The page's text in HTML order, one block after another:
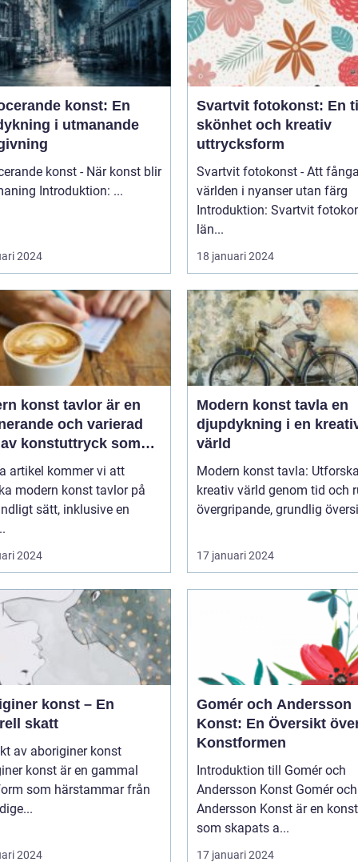
konst: En
i utmanande
konst - När konst blir
till utmaning Introduktion: ...
2024
Svartvit fotokonst: En
skönhet och kreativ
uttrycksform
Svartvit fotokonst - Att
världen i nyanser utan färg
Introduktion: Svartvit
län...
18 januari 2024
konst tavlor är en
och varierad
konstuttryck som
till sig både
och konstälskare
världen
artikel kommer vi att
modern konst tavlor på
sätt, inklusive en
2024
Modern konst tavla en
djupdykning i en
värld
Modern konst tavla:
kreativ värld genom tid och
övergripande, grundlig
17 januari 2024
konst – En
skatt
av aboriginer konst
konst är en gammal
som härstammar från
2024
Gomér och Andersson
Konst: En Översikt
Konstformen
Introduktion till Gomér och
Andersson Konst Gomér och
Andersson Konst är en
som skapats a...
17 januari 2024